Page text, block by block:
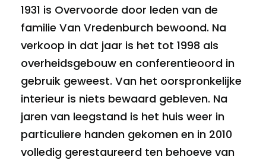
1931 is Overvoorde door leden van de
familie Van Vredenburch bewoond. Na
verkoop in dat jaar is het tot 1998 als
overheidsgebouw en conferentieoord in
gebruik geweest. Van het oorspronkelijke
interieur is niets bewaard gebleven. Na
jaren van leegstand is het huis weer in
particuliere handen gekomen en in 2010
volledig gerestaureerd ten behoeve van